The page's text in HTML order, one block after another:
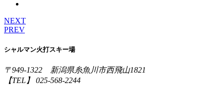
NEXT
PREV
シャルマン火打スキー場
〒949-1322 新潟県糸魚川市西飛山1821
【TEL】 025-568-2244